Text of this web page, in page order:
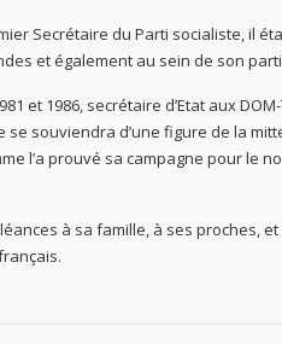
Secrétaire du Parti socialiste, il
et également au sein de son
et 1986, secrétaire d’Etat aux
souviendra d’une figure de la
l’a prouvé sa campagne pour le
à sa famille, à ses proches, et